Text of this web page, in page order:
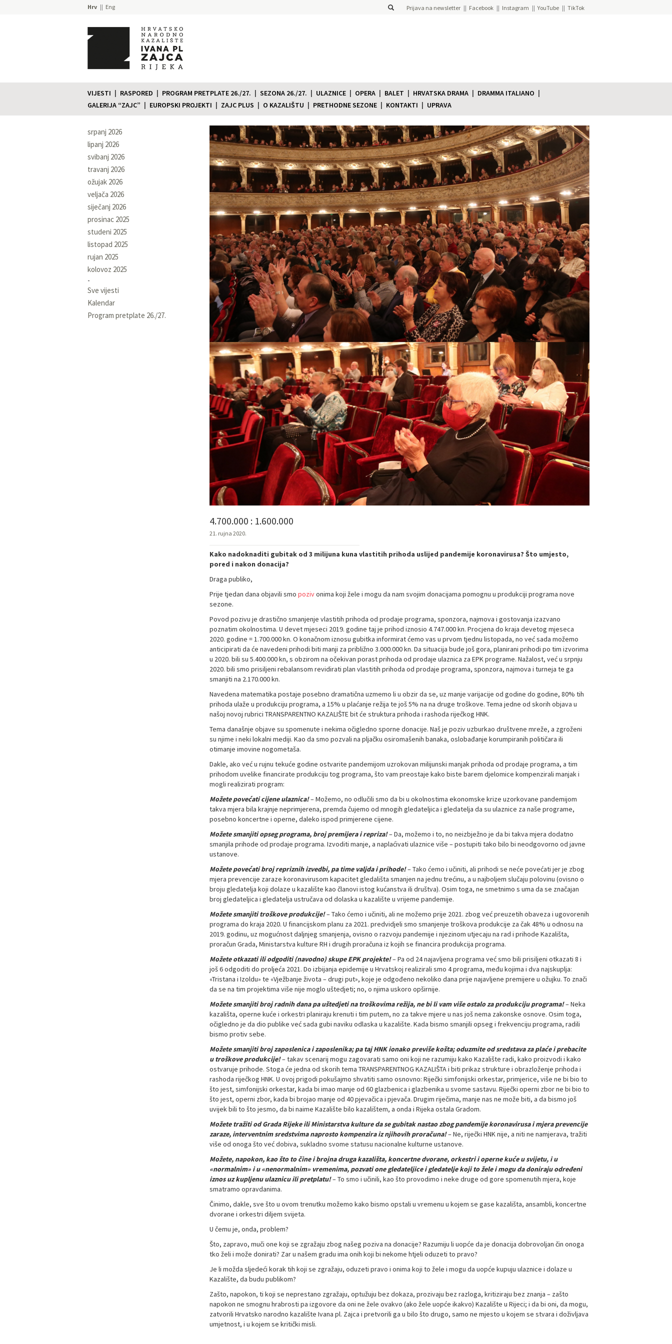
Hrv Eng Prijava na newsletter Facebook Instagram YouTube TikTok
VIJESTI RASPORED PROGRAM PRETPLATE 26./27. SEZONA 26./27. ULAZNICE OPERA BALET HRVATSKA DRAMA
DRAMMA ITALIANO
GALERIJA “ZAJC”
EUROPSKI PROJEKTI ZAJC PLUS O KAZALIŠTU PRETHODNE SEZONE KONTAKTI UPRAVA
srpanj 2026
lipanj 2026
svibanj 2026
travanj 2026
ožujak 2026
veljača 2026
siječanj 2026
prosinac 2025
studeni 2025
listopad 2025
rujan 2025
kolovoz 2025
Sve vijesti
Kalendar
Program pretplate 26./27.
4.700.000 : 1.600.000
21. rujna 2020.
Kako nadoknaditi gubitak od 3 milijuna kuna vlastitih prihoda uslijed pandemije koronavirusa? Što umjesto,
pored i nakon donacija?
Draga publiko,
Prije tjedan dana objavili smo pozivonima koji žele i mogu da nam svojim donacijama pomognu u produkciji programa nove
sezone.
Povod pozivu je drastično smanjenje vlastitih prihoda od prodaje programa, sponzora, najmova i gostovanja izazvano
poznatim okolnostima. U devet mjeseci 2019. godine taj je prihod iznosio 4.747.000 kn. Procjena do kraja devetog mjeseca
2020. godine = 1.700.000 kn. O konačnom iznosu gubitka informirat ćemo vas u prvom tjednu listopada, no već sada možemo
anticipirati da će navedeni prihodi biti manji za približno 3.000.000 kn. Da situacija bude još gora, planirani prihodi po tim izvorima
u 2020. bili su 5.400.000 kn, s obzirom na očekivan porast prihoda od prodaje ulaznica za EPK programe. Nažalost, već u srpnju
2020. bili smo prisiljeni rebalansom revidirati plan vlastitih prihoda od prodaje programa, sponzora, najmova i turneja te ga
smanjiti na 2.170.000 kn.
Navedena matematika postaje posebno dramatična uzmemo li u obzir da se, uz manje varijacije od godine do godine, 80% tih
prihoda ulaže u produkciju programa, a 15% u plaćanje režija te još 5% na na druge troškove. Tema jedne od skorih objava u
našoj novoj rubrici TRANSPARENTNO KAZALIŠTE bit će struktura prihoda i rashoda riječkog HNK.
Tema današnje objave su spomenute i nekima očigledno sporne donacije. Naš je poziv uzburkao društvene mreže, a zgroženi
su njime i neki lokalni mediji. Kao da smo pozvali na pljačku osiromašenih banaka, oslobađanje korumpiranih političara ili
otimanje imovine nogometaša.
Dakle, ako već u rujnu tekuće godine ostvarite pandemijom uzrokovan milijunski manjak prihoda od prodaje programa, a tim
prihodom uvelike financirate produkciju tog programa, što vam preostaje kako biste barem djelomice kompenzirali manjak i
mogli realizirati program:
Možete povećati cijene ulaznica!– Možemo, no odlučili smo da bi u okolnostima ekonomske krize uzorkovane pandemijom
takva mjera bila krajnje neprimjerena, premda čujemo od mnogih gledateljica i gledatelja da su ulaznice za naše programe,
posebno koncertne i operne, daleko ispod primjerene cijene.
Možete smanjiti opseg programa, broj premijera i repriza!– Da, možemo i to, no neizbježno je da bi takva mjera dodatno
smanjila prihode od prodaje programa. Izvoditi manje, a naplaćivati ulaznice više – postupiti tako bilo bi neodgovorno od javne
ustanove.
Možete povećati broj repriznih izvedbi, pa time valjda i prihode!– Tako ćemo i učiniti, ali prihodi se neće povećati jer je zbog
mjera prevencije zaraze koronavirusom kapacitet gledališta smanjen na jednu trećinu, a u najboljem slučaju polovinu (ovisno o
broju gledatelja koji dolaze u kazalište kao članovi istog kućanstva ili društva). Osim toga, ne smetnimo s uma da se značajan
broj gledateljica i gledatelja ustručava od dolaska u kazalište u vrijeme pandemije.
Možete smanjiti troškove produkcije!– Tako ćemo i učiniti, ali ne možemo prije 2021. zbog već preuzetih obaveza i ugovorenih
programa do kraja 2020. U financijskom planu za 2021. predvidjeli smo smanjenje troškova produkcije za čak 48% u odnosu na
2019. godinu, uz mogućnost daljnjeg smanjenja, ovisno o razvoju pandemije i njezinom utjecaju na rad i prihode Kazališta,
proračun Grada, Ministarstva kulture RH i drugih proračuna iz kojih se financira produkcija programa.
Možete otkazati ili odgoditi (navodno) skupe EPK projekte!– Pa od 24 najavljena programa već smo bili prisiljeni otkazati 8 i
još 6 odgoditi do proljeća 2021. Do izbijanja epidemije u Hrvatskoj realizirali smo 4 programa, među kojima i dva najskuplja:
«Tristana i Izoldu» te «Vježbanje života – drugi put», koje je odgođeno nekoliko dana prije najavljene premijere u ožujku. To znači
da se na tim projektima više nije moglo uštedjeti; no, o njima uskoro opširnije.
Možete smanjiti broj radnih dana pa uštedjeti na troškovima režija, ne bi li vam više ostalo za produkciju programa!– Neka
kazališta, operne kuće i orkestri planiraju krenuti i tim putem, no za takve mjere u nas još nema zakonske osnove. Osim toga,
očigledno je da dio publike već sada gubi naviku odlaska u kazalište. Kada bismo smanjili opseg i frekvenciju programa, radili
bismo protiv sebe.
Možete smanjiti broj zaposlenica i zaposlenika; pa taj HNK ionako previše košta; oduzmite od sredstava za plaće i prebacite
u troškove produkcije!– takav scenarij mogu zagovarati samo oni koji ne razumiju kako Kazalište radi, kako proizvodi i kako
ostvaruje prihode. Stoga će jedna od skorih tema TRANSPARENTNOG KAZALIŠTA i biti prikaz strukture i obrazloženje prihoda i
rashoda riječkog HNK. U ovoj prigodi pokušajmo shvatiti samo osnovno: Riječki simfonijski orkestar, primjerice, više ne bi bio to
što jest, simfonijski orkestar, kada bi imao manje od 60 glazbenica i glazbenika u svome sastavu. Riječki operni zbor ne bi bio to
što jest, operni zbor, kada bi brojao manje od 40 pjevačica i pjevača. Drugim riječima, manje nas ne može biti, a da bismo još
uvijek bili to što jesmo, da bi naime Kazalište bilo kazalištem, a onda i Rijeka ostala Gradom.
Možete tražiti od Grada Rijeke ili Ministarstva kulture da se gubitak nastao zbog pandemije koronavirusa i mjera prevencije
zaraze, interventnim sredstvima naprosto kompenzira iz njihovih proračuna!– Ne, riječki HNK nije, a niti ne namjerava, tražiti
više od onoga što već dobiva, sukladno svome statusu nacionalne kulturne ustanove.
Možete, napokon, kao što to čine i brojna druga kazališta, koncertne dvorane, orkestri i operne kuće u svijetu, i u
«normalnim» i u «nenormalnim» vremenima, pozvati one gledateljice i gledatelje koji to žele i mogu da doniraju određeni
iznos uz kupljenu ulaznicu ili pretplatu!– To smo i učinili, kao što provodimo i neke druge od gore spomenutih mjera, koje
smatramo opravdanima.
Činimo, dakle, sve što u ovom trenutku možemo kako bismo opstali u vremenu u kojem se gase kazališta, ansambli, koncertne
dvorane i orkestri diljem svijeta.
U čemu je, onda, problem?
Što, zapravo, muči one koji se zgražaju zbog našeg poziva na donacije? Razumiju li uopće da je donacija dobrovoljan čin onoga
tko želi i može donirati? Zar u našem gradu ima onih koji bi nekome htjeli oduzeti to pravo?
Je li možda sljedeći korak tih koji se zgražaju, oduzeti pravo i onima koji to žele i mogu da uopće kupuju ulaznice i dolaze u
Kazalište, da budu publikom?
Zašto, napokon, ti koji se neprestano zgražaju, optužuju bez dokaza, prozivaju bez razloga, kritiziraju bez znanja – zašto
napokon ne smognu hrabrosti pa izgovore da oni ne žele ovakvo (ako žele uopće ikakvo) Kazalište u Rijeci; i da bi oni, da mogu,
zatvorili Hrvatsko narodno kazalište Ivana pl. Zajca i pretvorili ga u bilo što drugo, samo ne mjesto u kojem se stvara i doživljava
umjetnost, i u kojem se kritički misli.